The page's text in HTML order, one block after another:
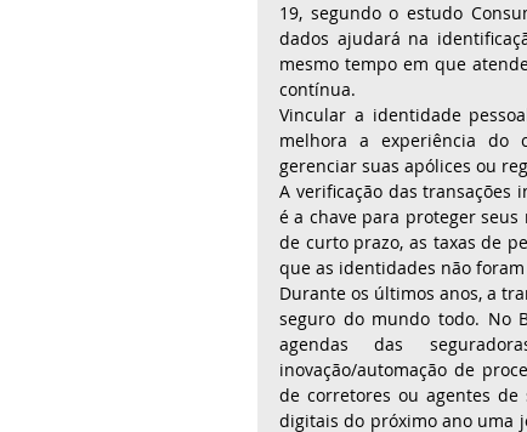
19, segundo o estudo
dados ajudará na
mesmo tempo em que
contínua.
Vincular a identidade
melhora a experiência do
gerenciar suas apólices ou
A verificação das
é a chave para proteger
de curto prazo, as taxas de
que as identidades não
Durante os últimos anos, a
seguro do mundo todo. No
agendas das
inovação/automação de
de corretores ou agentes
digitais do próximo ano uma